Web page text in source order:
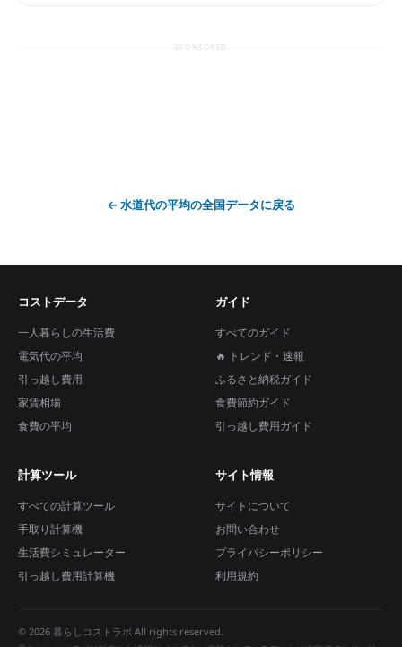
SPONSORED
← 水道代の平均の全国データに戻る
コストデータ
一人暮らしの生活費
電気代の平均
引っ越し費用
家賃相場
食費の平均
ガイド
すべてのガイド
🔥 トレンド・速報
ふるさと納税ガイド
食費節約ガイド
引っ越し費用ガイド
計算ツール
すべての計算ツール
手取り計算機
生活費シミュレーター
引っ越し費用計算機
サイト情報
サイトについて
お問い合わせ
プライバシーポリシー
利用規約
© 2026 暮らしコストラボ All rights reserved.